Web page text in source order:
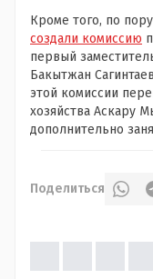
Кроме того, по
создали комиссию
первый
Бакытжан
этой комиссии
хозяйства Аскару
дополнительно
Поделиться